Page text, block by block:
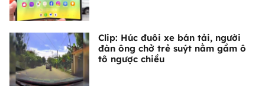
Clip: Húc đuôi xe bán tải, người
đàn ông chở trẻ suýt nằm gầm ô
tô ngược chiều